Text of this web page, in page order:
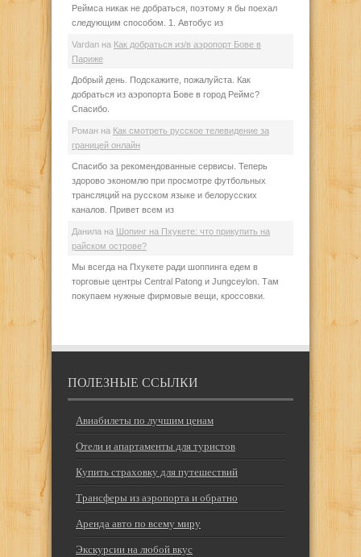
Реймса никак не добраться, поэтому я бы поехал
следующим способом. 1. Автобус из
Vardan на Как добраться из/в аэропорт Бове в
Париже
Добрый день. Подскажите, пожалуйста. Как
добраться из аэропорта Бове в город Реймс?
Спасибо.
Роман на Как смотреть русское телевидение за
границей онлайн
Спасибо за рекомендованные сервисы. Теперь
здорово экономлю при просмотре футбольных
трансляций на русском языке и белорусских
каналов. Привет всем из
Данила на Шопинг на Пхукете: что прикупить на
райском острове?
Мы всегда на Пхукете ради шоппинга едем в
торговые центры Central Patong и Jungceylon. Там
покупаем нужные фирмовые вещи, кроссовки.
ПОЛЕЗНЫЕ ССЫЛКИ
Авиабилеты по лучшим ценам
Отели и апартаменты для туристов
Купить страховку для путешествий
Трансферы из аэропорта и обратно
Аренда авто по всему миру
Экскурсии на любой вкус